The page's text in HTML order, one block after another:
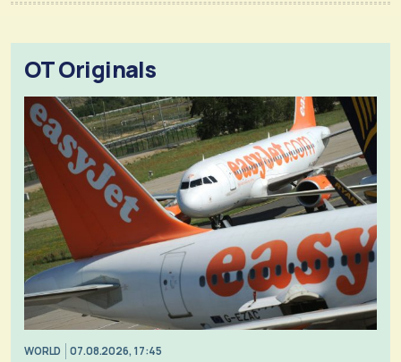
OT Originals
WORLD 07.08.2026, 17:45